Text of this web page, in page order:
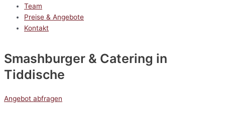
Team
Preise & Angebote
Kontakt
Smashburger & Catering in
Tiddische
Angebot abfragen